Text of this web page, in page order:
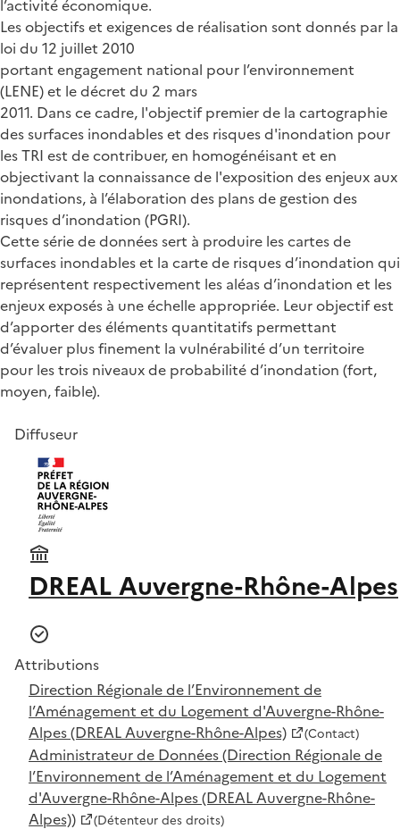
l’activité économique.
Les objectifs et exigences de réalisation sont donnés par la
loi du 12 juillet 2010
portant engagement national pour l’environnement
(LENE) et le décret du 2 mars
2011. Dans ce cadre, l'objectif premier de la cartographie
des surfaces inondables et des risques d'inondation pour
les TRI est de contribuer, en homogénéisant et en
objectivant la connaissance de l'exposition des enjeux aux
inondations, à l’élaboration des plans de gestion des
risques d’inondation (PGRI).
Cette série de données sert à produire les cartes de
surfaces inondables et la carte de risques d’inondation qui
représentent respectivement les aléas d’inondation et les
enjeux exposés à une échelle appropriée. Leur objectif est
d’apporter des éléments quantitatifs permettant
d’évaluer plus finement la vulnérabilité d’un territoire
pour les trois niveaux de probabilité d’inondation (fort,
moyen, faible).
Diffuseur
DREAL Auvergne-Rhône-Alpes
Attributions
Direction Régionale de l’Environnement de
l’Aménagement et du Logement d'Auvergne-Rhône-
Alpes (DREAL Auvergne-Rhône-Alpes)
(Contact)
Administrateur de Données (Direction Régionale de
l’Environnement de l’Aménagement et du Logement
d'Auvergne-Rhône-Alpes (DREAL Auvergne-Rhône-
Alpes))
(Détenteur des droits)